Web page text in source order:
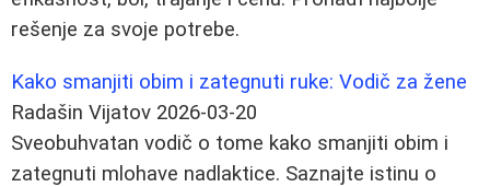
rešenje za svoje potrebe.
Kako smanjiti obim i zategnuti ruke: Vodič za žene
Radašin Vijatov 2026-03-20
Sveobuhvatan vodič o tome kako smanjiti obim i
zategnuti mlohave nadlaktice. Saznajte istinu o